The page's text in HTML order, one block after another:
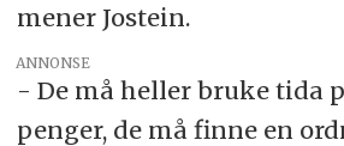
mener Jostein.
ANNONSE
- De må heller bruke tida
penger, de må finne en